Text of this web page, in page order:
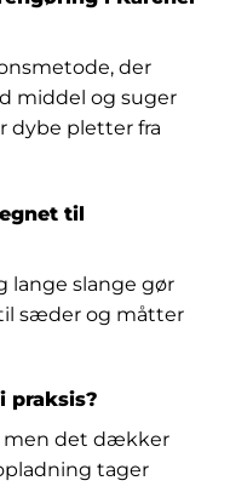
der
middel og suger
dybe pletter fra
til
lange slange gør
sæder og måtter
praksis?
men det dækker
tager